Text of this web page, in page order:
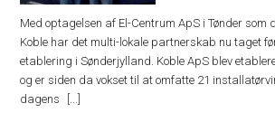
Med optagelsen af El-Centrum ApS i Tønder som
Koble har det multi-lokale partnerskab nu taget
etablering i Sønderjylland. Koble ApS blev
og er siden da vokset til at omfatte 21
dagens